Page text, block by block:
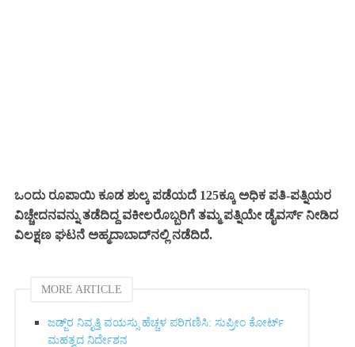
ಒಂದು ರೂಪಾಯಿ ಕೂಡ ಶುಲ್ಕ ಪಡೆಯದೆ 125ಕ್ಕೂ ಅಧಿಕ ಪತಿ-ಪತ್ನಿಯರ
ವಿಚ್ಚೇದನವನ್ನು ತಡೆದಿದ್ದ ವಕೀಲರೊಬ್ಬರಿಗೆ ತಮ್ಮ ಪತ್ನಿಯೇ ಡೈವರ್ಸ್ ನೀಡಿದ
ವಿಲಕ್ಷಣ ಘಟನೆ ಅಹ್ಮದಾಬಾದ್‌ನಲ್ಲಿ ನಡೆದಿದೆ.
MORE ARTICLE
ಜಡ್ಜ್‌ರ ನಿವೃತ್ತಿ ವಯಸ್ಸು ಹೆಚ್ಚಳ ಪರಿಗಣಿಸಿ: ಸುಪ್ರೀಂ ಕೋರ್ಟ್
ಮಹತ್ವದ ನಿರ್ದೇಶನ